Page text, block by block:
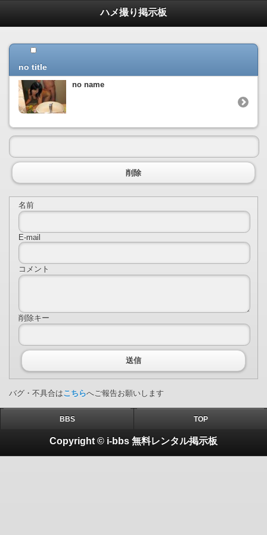
ハメ撮り掲示板
no title
no name
削除
名前
E-mail
コメント
削除キー
送信
バグ・不具合はこちらへご報告お願いします
BBS TOP
Copyright © i-bbs 無料レンタル掲示板